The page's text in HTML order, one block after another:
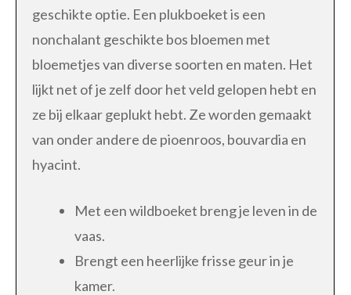
geschikte optie. Een plukboeket is een
nonchalant geschikte bos bloemen met
bloemetjes van diverse soorten en maten. Het
lijkt net of je zelf door het veld gelopen hebt en
ze bij elkaar geplukt hebt. Ze worden gemaakt
van onder andere de pioenroos, bouvardia en
hyacint.
Met een wildboeket breng je leven in de
vaas.
Brengt een heerlijke frisse geur in je
kamer.